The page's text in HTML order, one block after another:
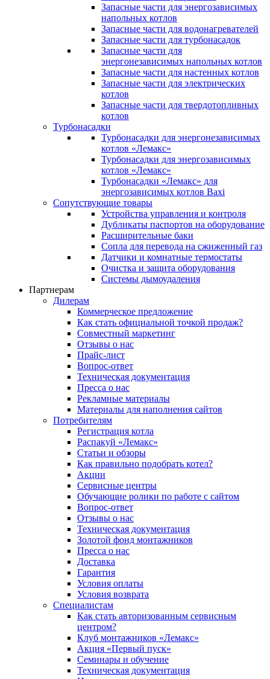
Запасные части для энергозависимых
напольных котлов
Запасные части для водонагревателей
Запасные части для турбонасадок
Запасные части для
энергонезависимых напольных котлов
Запасные части для настенных котлов
Запасные части для электрических
котлов
Запасные части для твердотопливных
котлов
Турбонасадки
Турбонасадки для энергонезависимых
котлов «Лемакс»
Турбонасадки для энергозависимых
котлов «Лемакс»
Турбонасадки «Лемакс» для
энергозависимых котлов Baxi
Сопутствующие товары
Устройства управления и контроля
Дубликаты паспортов на оборудование
Расширительные баки
Сопла для перевода на сжиженный газ
Датчики и комнатные термостаты
Очистка и защита оборудования
Системы дымоудаления
Партнерам
Дилерам
Коммерческое предложение
Как стать официальной точкой продаж?
Совместный маркетинг
Отзывы о нас
Прайс-лист
Вопрос-ответ
Техническая документация
Пресса о нас
Рекламные материалы
Материалы для наполнения сайтов
Потребителям
Регистрация котла
Распакуй «Лемакс»
Статьи и обзоры
Как правильно подобрать котел?
Акции
Сервисные центры
Обучающие ролики по работе с сайтом
Вопрос-ответ
Отзывы о нас
Техническая документация
Золотой фонд монтажников
Пресса о нас
Доставка
Гарантия
Условия оплаты
Условия возврата
Специалистам
Как стать авторизованным сервисным
центром?
Клуб монтажников «Лемакс»
Акция «Первый пуск»
Семинары и обучение
Техническая документация